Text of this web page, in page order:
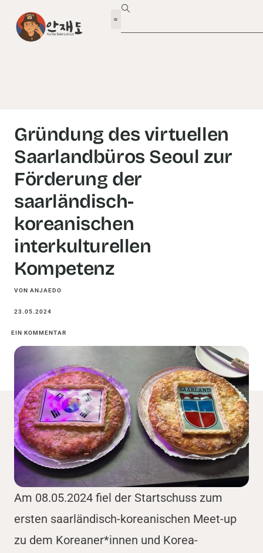
Gründung des virtuellen
Saarlandbüros Seoul zur
Förderung der
saarländisch-
koreanischen
interkulturellen
Kompetenz
VON ANJAEDO
23.05.2024
EIN KOMMENTAR
Am 08.05.2024 fiel der Startschuss zum
ersten saarländisch-koreanischen Meet-up
zu dem Koreaner*innen und Korea-